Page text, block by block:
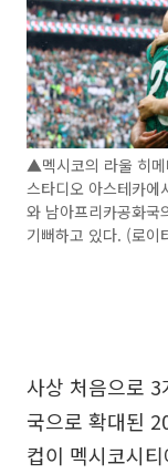
▲멕시코의 라울 히메
스타디오 아스테카
와 남아프리카공화국
기뻐하고 있다. (로이
사상 처음으로
국으로 확대된
컵이 멕시코시